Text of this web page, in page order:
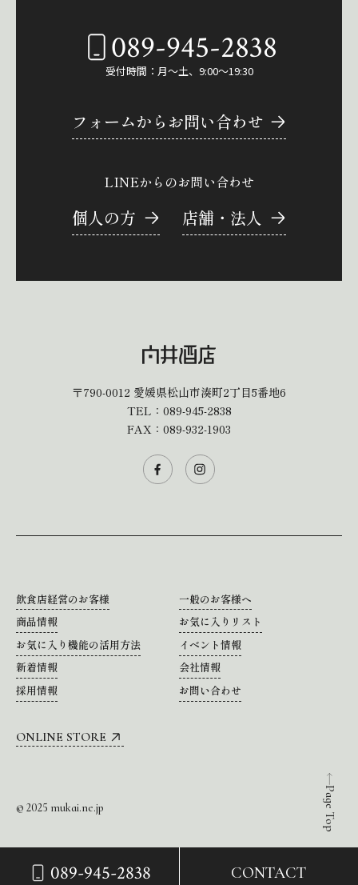
089-945-2838 CONTACT
Page Top
089-945-2838
受付時間：月～土、9:00～19:30
フォームからお問い合わせ
LINEからのお問い合わせ
個人の方 店舗・法人
〒790-0012 愛媛県松山市湊町2丁目5番地6
TEL： 089-945-2838
FAX：089-932-1903
飲食店経営のお客様
一般のお客様へ
商品情報
お気に入りリスト
お気に入り機能の活用方法
イベント情報
新着情報
会社情報
採用情報
お問い合わせ
ONLINE STORE
© 2025 mukai.ne.jp